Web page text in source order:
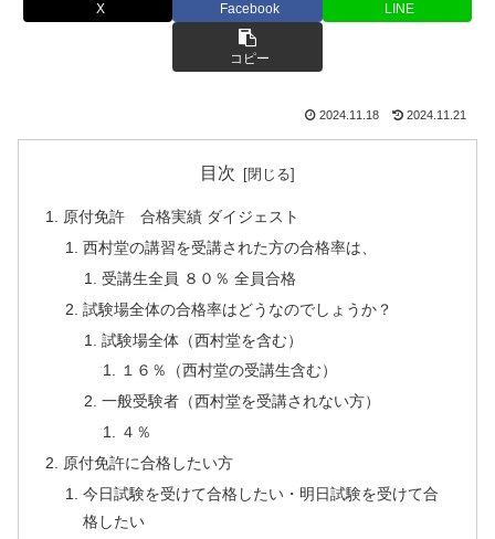
X Facebook LINE
コピー
2024.11.18 2024.11.21
目次
原付免許 合格実績 ダイジェスト
西村堂の講習を受講された方の合格率は、
受講生全員 ８０％ 全員合格
試験場全体の合格率はどうなのでしょうか？
試験場全体（西村堂を含む）
１６％（西村堂の受講生含む）
一般受験者（西村堂を受講されない方）
４％
原付免許に合格したい方
今日試験を受けて合格したい・明日試験を受けて合
格したい